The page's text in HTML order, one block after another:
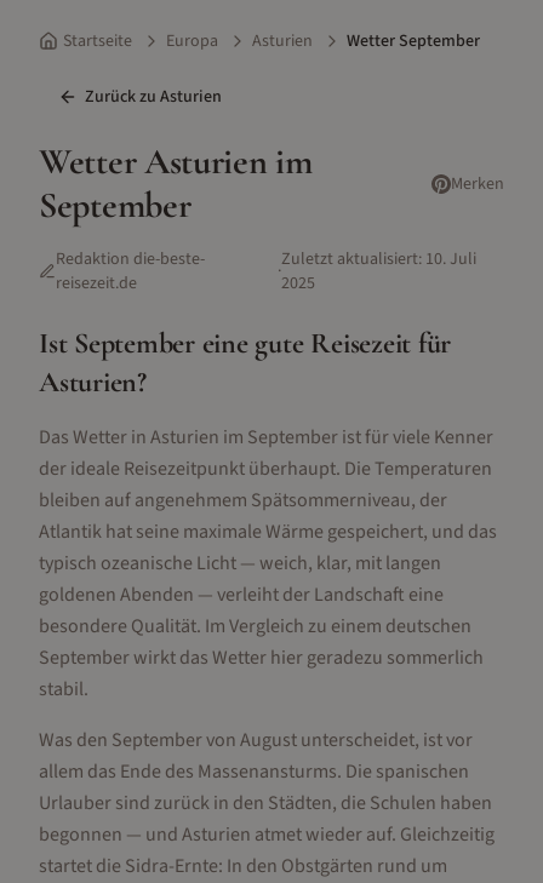
Startseite Europa Asturien Wetter September
Zurück zu Asturien
WetterAsturien im
September
Merken
Redaktion die-beste-
reisezeit.de
·Zuletzt aktualisiert: 10. Juli
2025
Ist Septembereine gute Reisezeit für
Asturien?
Das Wetter in Asturien im September ist für viele Kenner
der ideale Reisezeitpunkt überhaupt. Die Temperaturen
bleiben auf angenehmem Spätsommerniveau, der
Atlantik hat seine maximale Wärme gespeichert, und das
typisch ozeanische Licht — weich, klar, mit langen
goldenen Abenden — verleiht der Landschaft eine
besondere Qualität. Im Vergleich zu einem deutschen
September wirkt das Wetter hier geradezu sommerlich
stabil.
Was den September von August unterscheidet, ist vor
allem das Ende des Massenansturms. Die spanischen
Urlauber sind zurück in den Städten, die Schulen haben
begonnen — und Asturien atmet wieder auf. Gleichzeitig
startet die Sidra-Ernte: In den Obstgärten rund um